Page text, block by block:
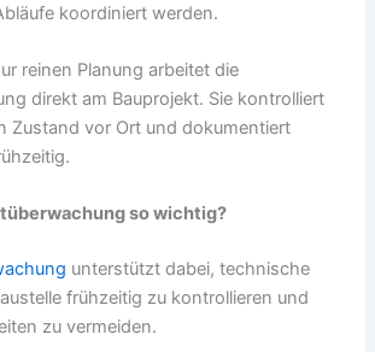
koordiniert werden.
reinen Planung arbeitet die
direkt am Bauprojekt. Sie kontrolliert
Zustand vor Ort und dokumentiert
so wichtig?
unterstützt dabei, technische
frühzeitig zu kontrollieren und
zu vermeiden.